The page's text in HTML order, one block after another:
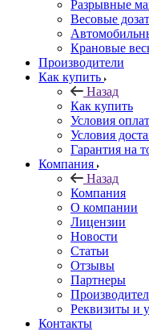
Разрывные
Весовые
Крановые
Производители
Как купить
Назад
Как купить
Условия
Условия
Гарантия на
Компания
Назад
Компания
О компании
Лицензии
Новости
Статьи
Отзывы
Партнеры
Реквизиты и
Контакты